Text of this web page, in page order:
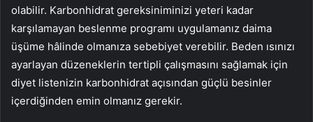
olabilir. Karbonhidrat gereksiniminizi yeteri kadar
karşılamayan beslenme programı uygulamanız daima
üşüme hâlinde olmanıza sebebiyet verebilir. Beden ısınızı
ayarlayan düzeneklerin tertipli çalışmasını sağlamak için
diyet listenizin karbonhidrat açısından güçlü besinler
içerdiğinden emin olmanız gerekir.